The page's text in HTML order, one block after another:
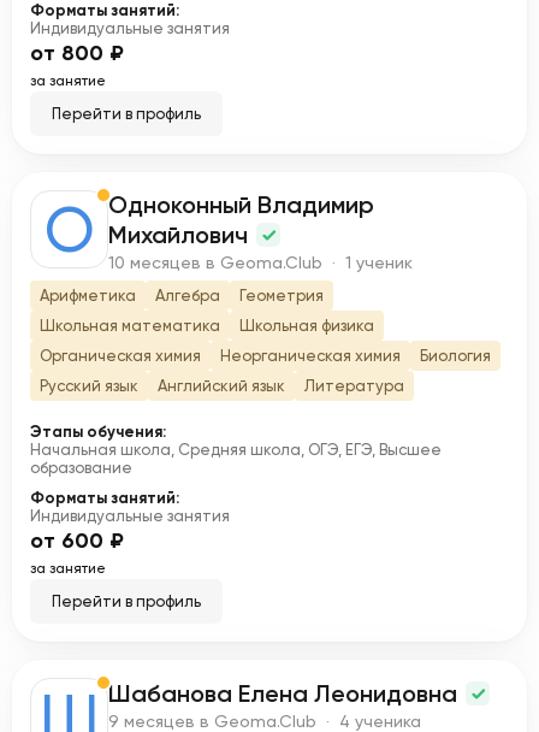
Форматы занятий:
Индивидуальные занятия
от 800 ₽
за занятие
Перейти в профиль
О Одноконный Владимир
Михайлович
10 месяцев в Geoma.Club · 1 ученик
Арифметика Алгебра
Геометрия
Школьная математика
Школьная физика
Органическая химия
Неорганическая химия
Биология
Русский язык
Английский язык Литература
Этапы обучения:
Начальная школа, Средняя школа, ОГЭ, ЕГЭ, Высшее
образование
Форматы занятий:
Индивидуальные занятия
от 600 ₽
за занятие
Перейти в профиль
Шабанова Елена Леонидовна
9 месяцев в Geoma.Club · 4 ученика